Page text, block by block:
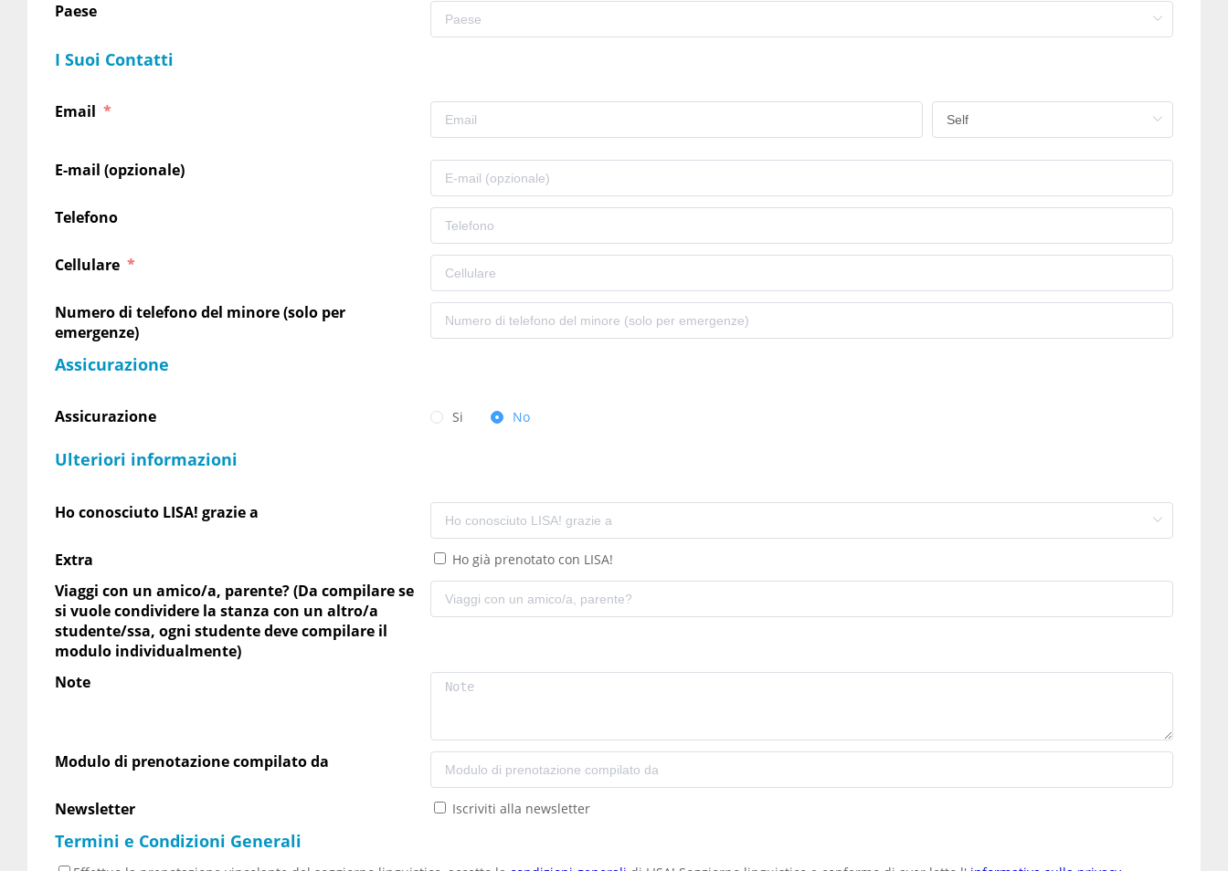
Paese
I Suoi Contatti
Email
E-mail (opzionale)
Telefono
Cellulare
Numero di telefono del minore (solo per
emergenze)
Assicurazione
Assicurazione Si No
Ulteriori informazioni
Ho conosciuto LISA! grazie a
Extra Ho già prenotato con LISA!
Viaggi con un amico/a, parente? (Da compilare se
si vuole condividere la stanza con un altro/a
studente/ssa, ogni studente deve compilare il
modulo individualmente)
Note
Modulo di prenotazione compilato da
Newsletter Iscriviti alla newsletter
Termini e Condizioni Generali